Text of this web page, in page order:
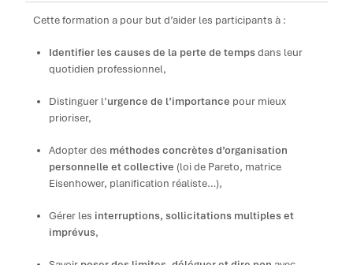
Cette formation a pour but d’aider les participants à :
Identifier les causes de la perte de tempsdans leur
quotidien professionnel,
Distinguer l’urgence de l’importance pour mieux
prioriser,
Adopter des méthodes concrètes d’organisation
personnelle et collective (loi de Pareto, matrice
Eisenhower, planification réaliste…),
Gérer les interruptions, sollicitations multiples et
imprévus,